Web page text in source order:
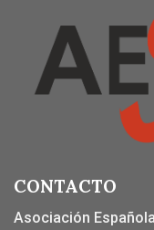
CONTACTO
Asociación